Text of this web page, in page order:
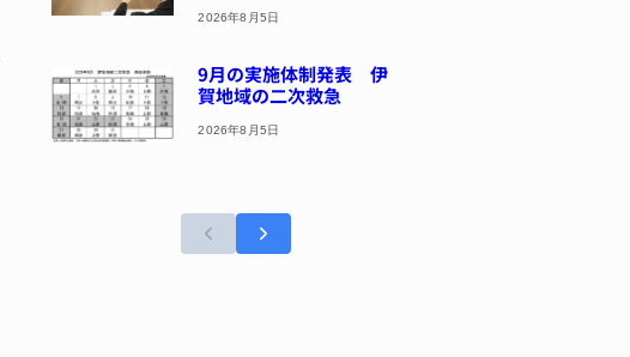
2026年8月5日
9月の実施体制発表 伊
賀地域の二次救急
2026年8月5日